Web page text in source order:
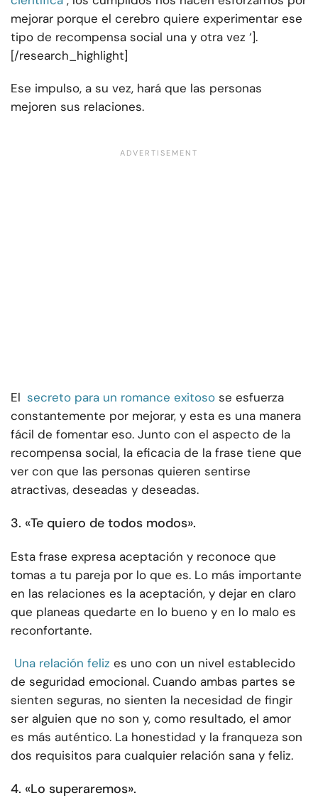
mejorar porque el cerebro quiere experimentar ese
tipo de recompensa social una y otra vez ‘].
[/research_highlight]
Ese impulso, a su vez, hará que las personas
mejoren sus relaciones.
El secreto para un romance exitoso se esfuerza
constantemente por mejorar, y esta es una manera
fácil de fomentar eso. Junto con el aspecto de la
recompensa social, la eficacia de la frase tiene que
ver con que las personas quieren sentirse
atractivas, deseadas y deseadas.
3. «Te quiero de todos modos».
Esta frase expresa aceptación y reconoce que
tomas a tu pareja por lo que es. Lo más importante
en las relaciones es la aceptación, y dejar en claro
que planeas quedarte en lo bueno y en lo malo es
reconfortante.
Una relación feliz es uno con un nivel establecido
de seguridad emocional. Cuando ambas partes se
sienten seguras, no sienten la necesidad de fingir
ser alguien que no son y, como resultado, el amor
es más auténtico. La honestidad y la franqueza son
dos requisitos para cualquier relación sana y feliz.
4. «Lo superaremos».